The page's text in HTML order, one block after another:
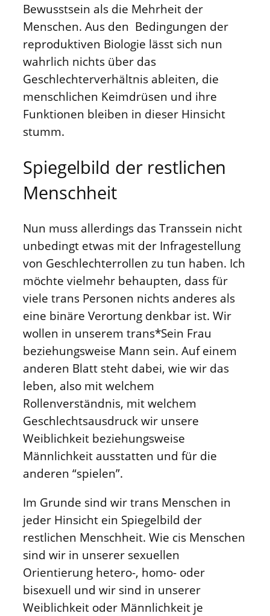
Bewusstsein als die Mehrheit der
Menschen. Aus den Bedingungen der
reproduktiven Biologie lässt sich nun
wahrlich nichts über das
Geschlechterverhältnis ableiten, die
menschlichen Keimdrüsen und ihre
Funktionen bleiben in dieser Hinsicht
stumm.
Spiegelbild der restlichen
Menschheit
Nun muss allerdings das Transsein nicht
unbedingt etwas mit der Infragestellung
von Geschlechterrollen zu tun haben. Ich
möchte vielmehr behaupten, dass für
viele trans Personen nichts anderes als
eine binäre Verortung denkbar ist. Wir
wollen in unserem trans*Sein Frau
beziehungsweise Mann sein. Auf einem
anderen Blatt steht dabei, wie wir das
leben, also mit welchem
Rollenverständnis, mit welchem
Geschlechtsausdruck wir unsere
Weiblichkeit beziehungsweise
Männlichkeit ausstatten und für die
anderen “spielen”.
Im Grunde sind wir trans Menschen in
jeder Hinsicht ein Spiegelbild der
restlichen Menschheit. Wie cis Menschen
sind wir in unserer sexuellen
Orientierung hetero-, homo- oder
bisexuell und wir sind in unserer
Weiblichkeit oder Männlichkeit je